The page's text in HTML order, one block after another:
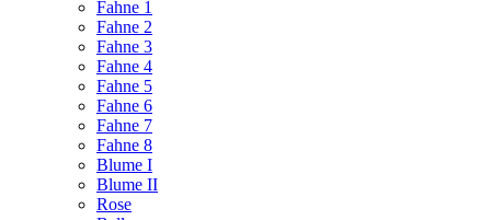
Fahne 1
Fahne 2
Fahne 3
Fahne 4
Fahne 5
Fahne 6
Fahne 7
Fahne 8
Blume I
Blume II
Rose